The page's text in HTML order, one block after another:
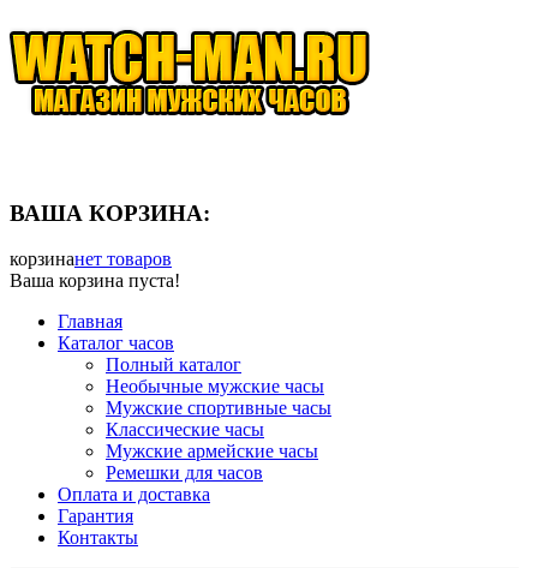
ВАША КОРЗИНА:
корзинанет товаров
Ваша корзина пуста!
Главная
Каталог часов
Полный каталог
Необычные мужские часы
Мужские спортивные часы
Классические часы
Мужские армейские часы
Ремешки для часов
Оплата и доставка
Гарантия
Контакты